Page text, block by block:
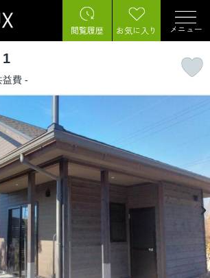
閲覧履歴 お気に入り メニュー
1
益費 -